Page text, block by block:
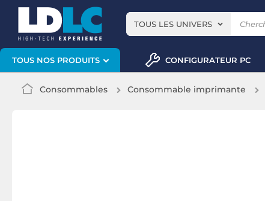
TOUS LES UNIVERS
TOUS NOS PRODUITS CONFIGURATEUR PC
Consommables Consommable imprimante